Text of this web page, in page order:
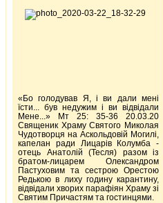
«Бо голодував Я, і ви дали мені
їсти... був недужим і ви відвідали
Мене...» Мт 25: 35-36 20.03.20
Священик Храму Святого Миколая
Чудотворця на Аскольдовій Могилі,
капелан ради Лицарів Колумба -
отець Анатолій (Тесля) разом із
братом-лицарем Олександром
Пастуховим та сестрою Орестою
Редькою в лиху годину карантину,
відвідали хворих парафіян Храму зі
Святим Причастям та гостинцями.